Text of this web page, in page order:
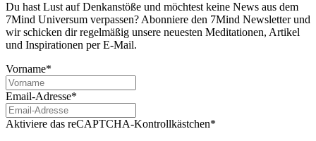
Du hast Lust auf Denkanstöße und möchtest keine News aus dem
7Mind Universum verpassen? Abon­niere den 7Mind News­let­ter und
wir schicken dir regelmäßig unsere neuesten Meditationen, Artikel
und Inspirationen per E-Mail.
Vorname*
Email-Adresse*
Aktiviere das reCAPTCHA-Kontrollkästchen*